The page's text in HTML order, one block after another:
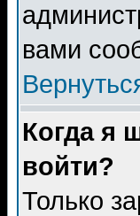
вами
Когда я
войти?
Только